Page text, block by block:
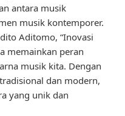
antara musik
musik kontemporer.
Aditomo, “Inovasi
memainkan peran
musik kita. Dengan
dan modern,
yang unik dan